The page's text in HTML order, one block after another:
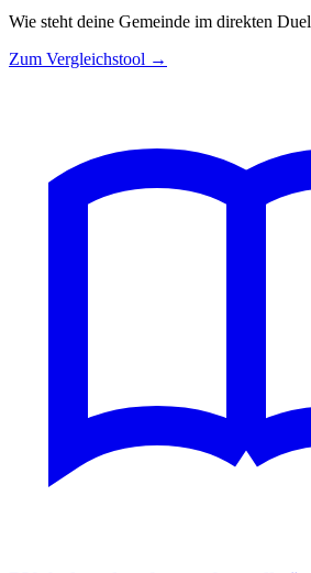
Wie steht deine Gemeinde im direkten
Zum Vergleichstool →